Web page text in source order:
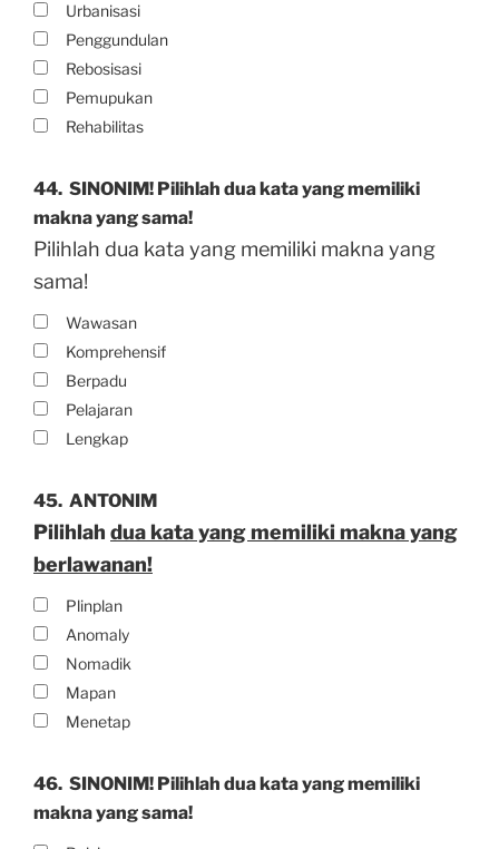
Urbanisasi
Penggundulan
Rebosisasi
Pemupukan
Rehabilitas
44. SINONIM! Pilihlah dua kata yang memiliki
makna yang sama!
Pilihlah dua kata yang memiliki makna yang
sama!
Wawasan
Komprehensif
Berpadu
Pelajaran
Lengkap
45. ANTONIM
Pilihlah dua kata yang memiliki makna yang
berlawanan!
Plinplan
Anomaly
Nomadik
Mapan
Menetap
46. SINONIM! Pilihlah dua kata yang memiliki
makna yang sama!